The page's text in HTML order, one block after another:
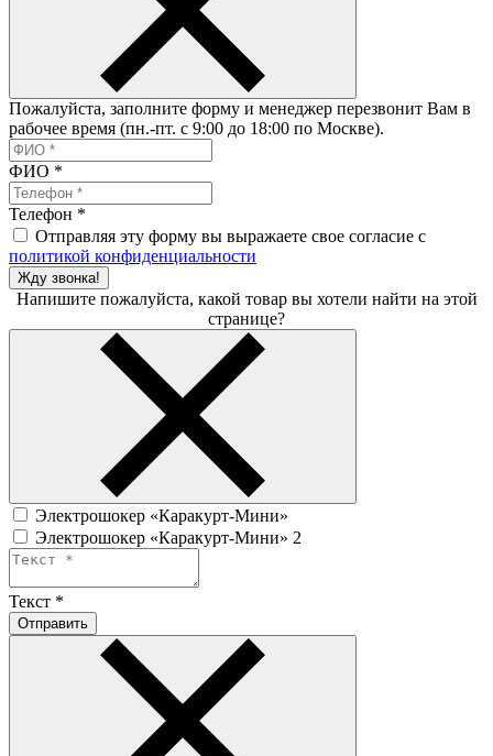
Пожалуйста, заполните форму и менеджер перезвонит Вам в
рабочее время (пн.-пт. с 9:00 до 18:00 по Москве).
ФИО *
Телефон *
Отправляя эту форму вы выражаете свое согласие с
политикой конфиденциальности
Жду звонка!
Напишите пожалуйста, какой товар вы хотели найти на этой
странице?
Электрошокер «Каракурт-Мини»
Электрошокер «Каракурт-Мини» 2
Текст *
Отправить